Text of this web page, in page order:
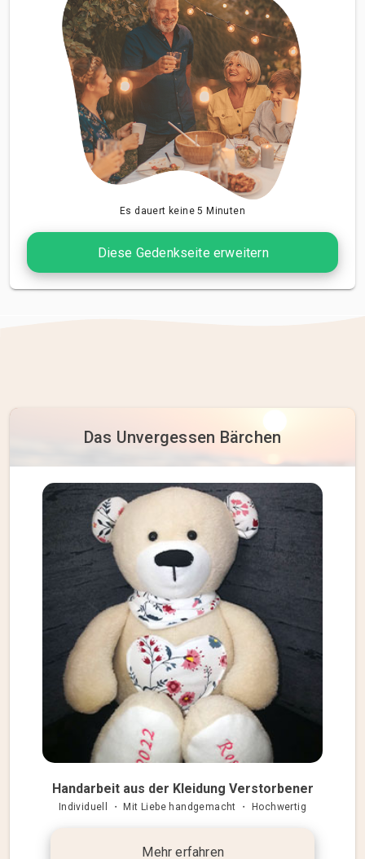
Es dauert keine 5 Minuten
Diese Gedenkseite erweitern
Das Unvergessen Bärchen
Handarbeit aus der Kleidung Verstorbener
Individuell ・ Mit Liebe handgemacht ・ Hochwertig
Mehr erfahren